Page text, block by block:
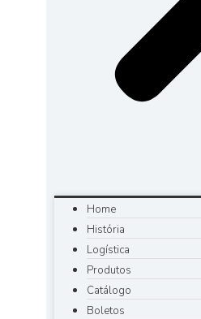
Home
História
Logística
Produtos
Catálogo
Boletos